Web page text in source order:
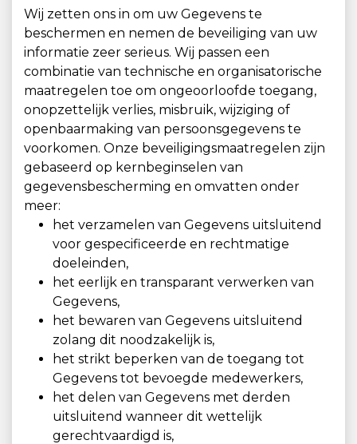
Wij zetten ons in om uw Gegevens te
beschermen en nemen de beveiliging van uw
informatie zeer serieus. Wij passen een
combinatie van technische en organisatorische
maatregelen toe om ongeoorloofde toegang,
onopzettelijk verlies, misbruik, wijziging of
openbaarmaking van persoonsgegevens te
voorkomen. Onze beveiligingsmaatregelen zijn
gebaseerd op kernbeginselen van
gegevensbescherming en omvatten onder
meer:
het verzamelen van Gegevens uitsluitend
voor gespecificeerde en rechtmatige
doeleinden,
het eerlijk en transparant verwerken van
Gegevens,
het bewaren van Gegevens uitsluitend
zolang dit noodzakelijk is,
het strikt beperken van de toegang tot
Gegevens tot bevoegde medewerkers,
het delen van Gegevens met derden
uitsluitend wanneer dit wettelijk
gerechtvaardigd is,